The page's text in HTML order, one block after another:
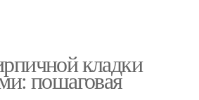
кладки
пошаговая